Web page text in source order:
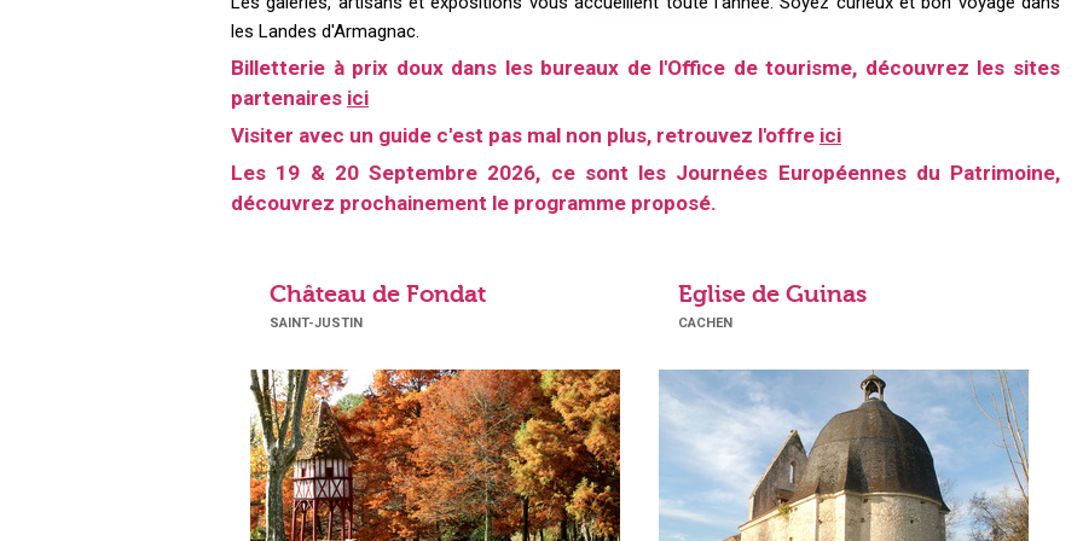
les Landes d'Armagnac.
Billetterie à prix doux dans les bureaux de l'Office de tourisme, découvrez les sites
partenaires ici
Visiter avec un guide c'est pas mal non plus, retrouvez l'offre ici
Les 19 & 20 Septembre 2026, ce sont les Journées Européennes du Patrimoine,
découvrez prochainement le programme proposé.
Château de Fondat
SAINT-JUSTIN
Eglise de Guinas
CACHEN